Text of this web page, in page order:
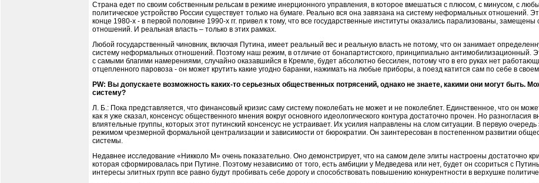
Страна едет по своим собственным рельсам в режиме инерционного управления, в которое вмешаться с плюсом, с минусом, с
политическое устройство России существует только на бумаге. Реально вся она завязана на систему неформальных отношений.
конце 1980-х - в первой половине 1990-х гг. привел к тому, что все государственные институты оказались парализованы,
отношений. И реальная власть – только в этих рамках.
Любой государственный чиновник, включая Путина, имеет реальный вес и реальную власть не потому, что он занимает
систему неформальных отношений. Поэтому наш режим, в отличие от бонапартистского, принципиально антимобилизационный.
с самыми благими намерениями, случайно оказавшийся в Кремле, будет абсолютно бессилен, потому что в его руках нет
отцепленного паровоза - он может крутить какие угодно баранки, нажимать на любые приборы, а поезд катится сам по себе в
PW: Вы допускаете возможность каких-то серьезных общественных потрясений, однако не знаете, какими они могут быть.
систему?
Л. Б.: Пока представляется, что финансовый кризис саму систему поколебать не может и не поколеблет. Единственное, что он
как я уже сказал, консенсус общественного мнения вокруг основного идеологического контура достаточно прочен. Но
влиятельные группы, которых этот путинский консенсус не устраивает. Их усилия направлены на слом ситуации. В первую
режимом чрезмерной формальной централизации и зависимости от бюрократии. Он заинтересован в постепенном развитии
системы.
Недавнее исследование «Никколо М» очень показательно. Оно демонстрирует, что на самом деле элиты настроены достаточно
которая сформировалась при Путине. Поэтому независимо от того, есть амбиции у Медведева или нет, будет он ссориться с
интересы элитных групп все равно будут пробивать себе дорогу и способствовать повышению конкурентности в верхушке